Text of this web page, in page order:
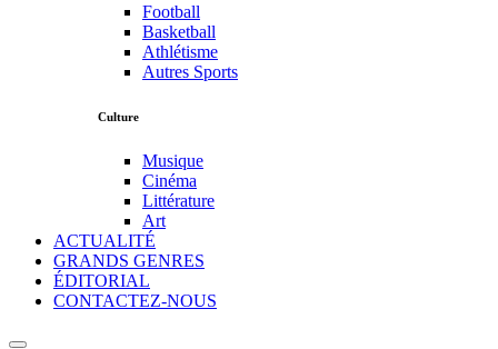
Football
Basketball
Athlétisme
Autres Sports
Culture
Musique
Cinéma
Littérature
Art
ACTUALITÉ
GRANDS GENRES
ÉDITORIAL
CONTACTEZ-NOUS